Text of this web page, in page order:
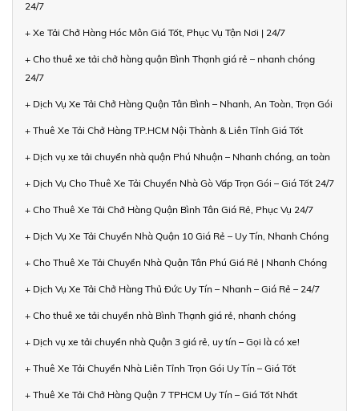
24/7
+ Xe Tải Chở Hàng Hóc Môn Giá Tốt, Phục Vụ Tận Nơi | 24/7
+ Cho thuê xe tải chở hàng quận Bình Thạnh giá rẻ – nhanh chóng
24/7
+ Dịch Vụ Xe Tải Chở Hàng Quận Tân Bình – Nhanh, An Toàn, Trọn Gói
+ Thuê Xe Tải Chở Hàng TP.HCM Nội Thành & Liên Tỉnh Giá Tốt
+ Dịch vụ xe tải chuyển nhà quận Phú Nhuận – Nhanh chóng, an toàn
+ Dịch Vụ Cho Thuê Xe Tải Chuyển Nhà Gò Vấp Trọn Gói – Giá Tốt 24/7
+ Cho Thuê Xe Tải Chở Hàng Quận Bình Tân Giá Rẻ, Phục Vụ 24/7
+ Dịch Vụ Xe Tải Chuyển Nhà Quận 10 Giá Rẻ – Uy Tín, Nhanh Chóng
+ Cho Thuê Xe Tải Chuyển Nhà Quận Tân Phú Giá Rẻ | Nhanh Chóng
+ Dịch Vụ Xe Tải Chở Hàng Thủ Đức Uy Tín – Nhanh – Giá Rẻ – 24/7
+ Cho thuê xe tải chuyển nhà Bình Thạnh giá rẻ, nhanh chóng
+ Dịch vụ xe tải chuyển nhà Quận 3 giá rẻ, uy tín – Gọi là có xe!
+ Thuê Xe Tải Chuyển Nhà Liên Tỉnh Trọn Gói Uy Tín – Giá Tốt
+ Thuê Xe Tải Chở Hàng Quận 7 TPHCM Uy Tín – Giá Tốt Nhất